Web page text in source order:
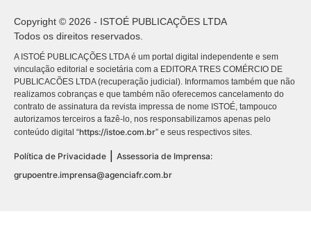
Copyright © 2026 - ISTOÉ PUBLICAÇÕES LTDA
Todos os direitos reservados.
A ISTOÉ PUBLICAÇÕES LTDA é um portal digital independente e sem
vinculação editorial e societária com a EDITORA TRES COMÉRCIO DE
PUBLICACÕES LTDA (recuperação judicial). Informamos também que não
realizamos cobranças e que também não oferecemos cancelamento do
contrato de assinatura da revista impressa de nome ISTOÉ, tampouco
autorizamos terceiros a fazê-lo, nos responsabilizamos apenas pelo
conteúdo digital “https://istoe.com.br” e seus respectivos sites.
Política de Privacidade
Assessoria de Imprensa:
grupoentre.imprensa@agenciafr.com.br